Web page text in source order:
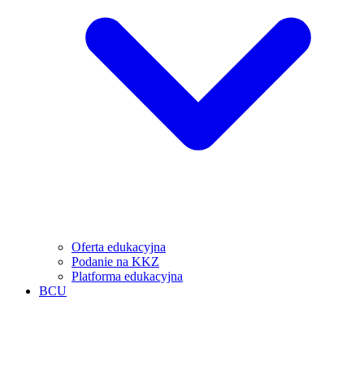
Oferta edukacyjna
Podanie na KKZ
Platforma edukacyjna
BCU